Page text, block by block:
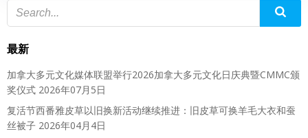
最新
加拿大多元文化媒体联盟举行2026加拿大多元文化日庆典暨CMMC颁
奖仪式 2026年07月5日
复活节西番雅皮草以旧换新活动继续推进：旧皮草可换羊毛大衣和蚕
丝被子 2026年04月4日